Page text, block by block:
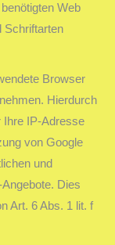
Web
Schriftarten
Browser
Hierdurch
Ihre IP-Adresse
von Google
und
Dies
Art. 6 Abs. 1 lit. f